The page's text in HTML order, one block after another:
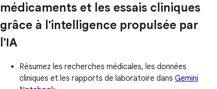
médicaments et les essais cliniques
grâce à l'intelligence propulsée par
l'IA
Résumez les recherches médicales, les données
cliniques et les rapports de laboratoire dans Gemini